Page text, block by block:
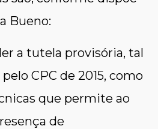
Bueno:
a tutela provisória, tal
CPC de 2015, como
que permite ao
de